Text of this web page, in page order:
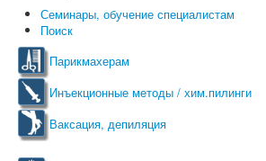
Семинары, обучение специалистам
Поиск
Парикмахерам
Инъекционные методы / хим.пилинги
Ваксация, депиляция